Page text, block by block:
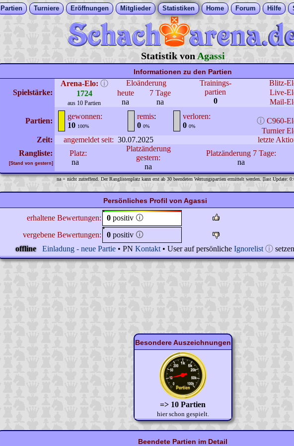
Partien Turniere Eröffnungen Mitglieder Statistiken Home Forum Hilfe
Statistik von Agassi
Informationen zu den Partien
Spielstärke:
Arena-Elo: ⓘ
1724
aus 10 Partien
Eloänderung
Trainings-
partien
0
Blitz-
heute
na
7 Tage
na
Live-
Mail-
Partien:
gewonnen:
10 100%
remis:
0 0%
verloren:
0 0%
ⓘ C960-
Turnier
Zeit:
angemeldet seit: 30.07.2025
letzte
Rangliste:
[Stand von gestern]
Platz:
na
Platzänderung
gestern:
na
Platzänderung 7 Tage:
na
na = nicht zutreffend. Der Ranglistenplatz kann erst ab 30 beendeten Wertungspartien ermittelt werden. [last Update:
Persönliches Profil von Agassi
erhaltene Bewertungen: 0 positiv 🛈
vergebene Bewertungen:
0 positiv 🛈
offline
Einladung - neue Partie • PN Kontakt • User auf persönliche Ignorelist ⓘ setzen
Besondere Auszeichnungen
=> 10 Partien
hier schon gespielt.
Beendete Partien im Detail